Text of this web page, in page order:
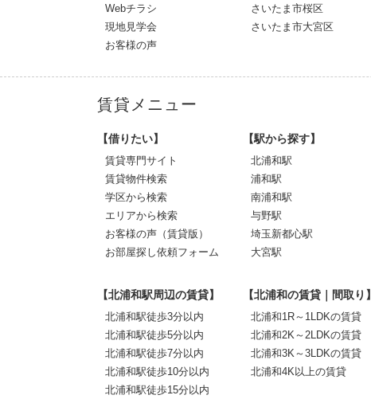
Webチラシ
現地見学会
お客様の声
さいたま市桜区
さいたま市大宮区
賃貸メニュー
【借りたい】
賃貸専門サイト
賃貸物件検索
学区から検索
エリアから検索
お客様の声（賃貸版）
お部屋探し依頼フォーム
【駅から探す】
北浦和駅
浦和駅
南浦和駅
与野駅
埼玉新都心駅
大宮駅
【北浦和駅周辺の賃貸】
北浦和駅徒歩3分以内
北浦和駅徒歩5分以内
北浦和駅徒歩7分以内
北浦和駅徒歩10分以内
北浦和駅徒歩15分以内
【北浦和の賃貸｜間取り】
北浦和1R～1LDKの賃貸
北浦和2K～2LDKの賃貸
北浦和3K～3LDKの賃貸
北浦和4K以上の賃貸